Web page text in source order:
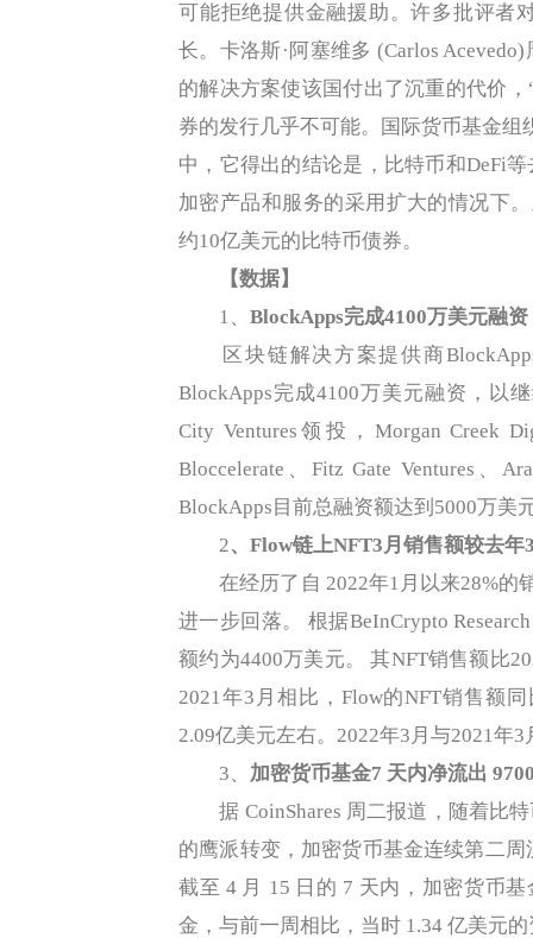
可能拒绝提供金融援助。许多批评者
长。卡洛斯·阿塞维多 (Carlos
的解决方案使该国付出了沉重的代价
券的发行几乎不可能。国际货币基金
中，它得出的结论是，比特币和DeFi
加密产品和服务的采用扩大的情况下
约10亿美元的比特币债券。
【数据】
1、 BlockApps完成4100万美元融
区块链解决方案提供商BlockApps
BlockApps完成4100万美元融资，以
City Ventures领投，Morgan Creek
Bloccelerate、Fitz Gate Ventures、
BlockApps目前总融资额达到5000万美
2、 Flow链上NFT3月销售额较去年
在经历了自 2022年1月以来28%的
进一步回落。 根据BeInCrypto
额约为4400万美元。 其NFT销售额比
2021年3月相比，Flow的NFT销售额
2.09亿美元左右。2022年3月与2021年
3、 加密货币基金7 天内净流出
据 CoinShares 周二报道，随着比特
的鹰派转变，加密货币基金连续第二
截至 4 月 15 日的 7 天内，加密货币
金，与前一周相比，当时 1.34 亿美元